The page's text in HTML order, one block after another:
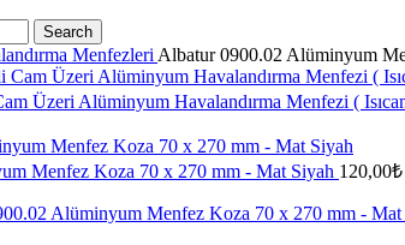
Search
Menfezleri Albatur 0900.02 Alüminyum
Üzeri Alüminyum Havalandırma Menfezi (
Menfez Koza 70 x 270 mm - Mat Siyah 120,00₺